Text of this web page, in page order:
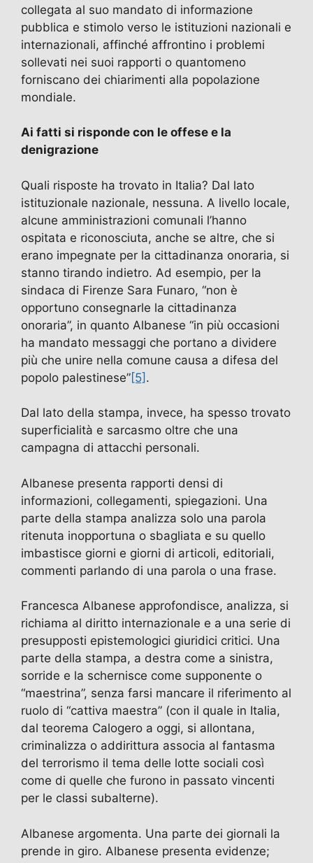
collegata al suo mandato di informazione
pubblica e stimolo verso le istituzioni nazionali e
internazionali, affinché affrontino i problemi
sollevati nei suoi rapporti o quantomeno
forniscano dei chiarimenti alla popolazione
mondiale.
Ai fatti si risponde con le offese e la
denigrazione
Quali risposte ha trovato in Italia? Dal lato
istituzionale nazionale, nessuna. A livello locale,
alcune amministrazioni comunali l’hanno
ospitata e riconosciuta, anche se altre, che si
erano impegnate per la cittadinanza onoraria, si
stanno tirando indietro. Ad esempio, per la
sindaca di Firenze Sara Funaro, “non è
opportuno consegnarle la cittadinanza
onoraria”, in quanto Albanese “in più occasioni
ha mandato messaggi che portano a dividere
più che unire nella comune causa a difesa del
popolo palestinese”[5] .
Dal lato della stampa, invece, ha spesso trovato
superficialità e sarcasmo oltre che una
campagna di attacchi personali.
Albanese presenta rapporti densi di
informazioni, collegamenti, spiegazioni. Una
parte della stampa analizza solo una parola
ritenuta inopportuna o sbagliata e su quello
imbastisce giorni e giorni di articoli, editoriali,
commenti parlando di una parola o una frase.
Francesca Albanese approfondisce, analizza, si
richiama al diritto internazionale e a una serie di
presupposti epistemologici giuridici critici. Una
parte della stampa, a destra come a sinistra,
sorride e la schernisce come supponente o
“maestrina”, senza farsi mancare il riferimento al
ruolo di “cattiva maestra” (con il quale in Italia,
dal teorema Calogero a oggi, si allontana,
criminalizza o addirittura associa al fantasma
del terrorismo il tema delle lotte sociali così
come di quelle che furono in passato vincenti
per le classi subalterne).
Albanese argomenta. Una parte dei giornali la
prende in giro. Albanese presenta evidenze;